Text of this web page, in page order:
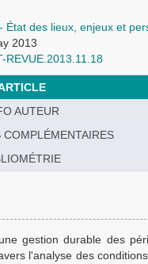
des lieux, enjeux et
2013
REVUE.2013.11.18
AUTEUR
COMPLÉMENTAIRES
gestion durable des
l'analyse des